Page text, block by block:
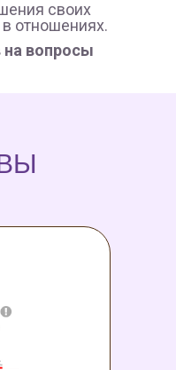
на вопросы
своих
отношениях.